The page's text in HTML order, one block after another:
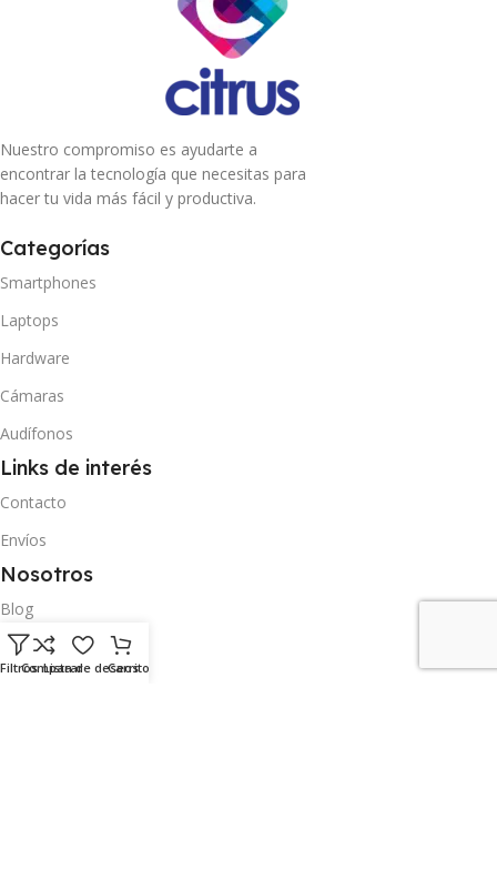
Nuestro compromiso es ayudarte a
encontrar la tecnología que necesitas para
hacer tu vida más fácil y productiva.
Categorías
Smartphones
Laptops
Hardware
Cámaras
Audífonos
Links de interés
Contacto
Envíos
Nosotros
Blog
Contacto
FiltrosComparar
Lista de deseos
Carrito